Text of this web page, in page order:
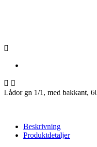

 
Lådor gn 1/1, med bakkant,
Beskrivning
Produktdetaljer